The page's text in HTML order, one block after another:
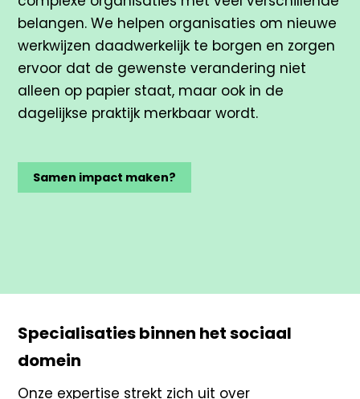
belangen. We helpen organisaties om nieuwe
werkwijzen daadwerkelijk te borgen en zorgen
ervoor dat de gewenste verandering niet
alleen op papier staat, maar ook in de
dagelijkse praktijk merkbaar wordt.
Samen impact maken?
Specialisaties binnen het sociaal
domein
Onze expertise strekt zich uit over